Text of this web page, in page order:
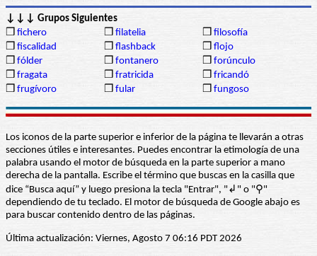
↓↓↓ Grupos Siguientes
❒ fichero ❒ filatelia ❒ filosofía
❒ fiscalidad ❒ flashback ❒ flojo
❒ fólder ❒ fontanero ❒ forúnculo
❒ fragata ❒ fratricida ❒ fricandó
❒ frugívoro ❒ fular ❒ fungoso
Los iconos de la parte superior e inferior de la página te llevarán a otras
secciones útiles e interesantes. Puedes encontrar la etimología de una
palabra usando el motor de búsqueda en la parte superior a mano
derecha de la pantalla. Escribe el término que buscas en la casilla que
dice “Busca aquí” y luego presiona la tecla "Entrar", "↲" o "⚲"
dependiendo de tu teclado. El motor de búsqueda de Google abajo es
para buscar contenido dentro de las páginas.
Última actualización: Viernes, Agosto 7 06:16 PDT 2026